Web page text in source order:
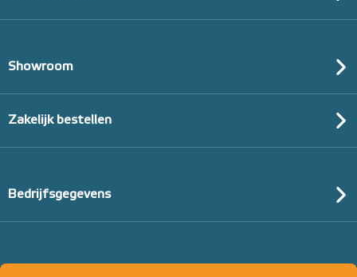
Showroom
Zakelijk bestellen
Bedrijfsgegevens